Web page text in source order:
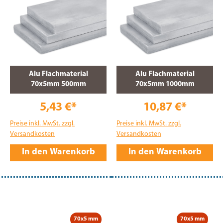
Alu Flachmaterial
70x5mm 500mm
5,43 €*
Preise inkl. MwSt. zzgl.
Versandkosten
In den Warenkorb
Alu Flachmaterial
70x5mm 1000mm
10,87 €*
Preise inkl. MwSt. zzgl.
Versandkosten
In den Warenkorb
70x5 mm 70x5 mm